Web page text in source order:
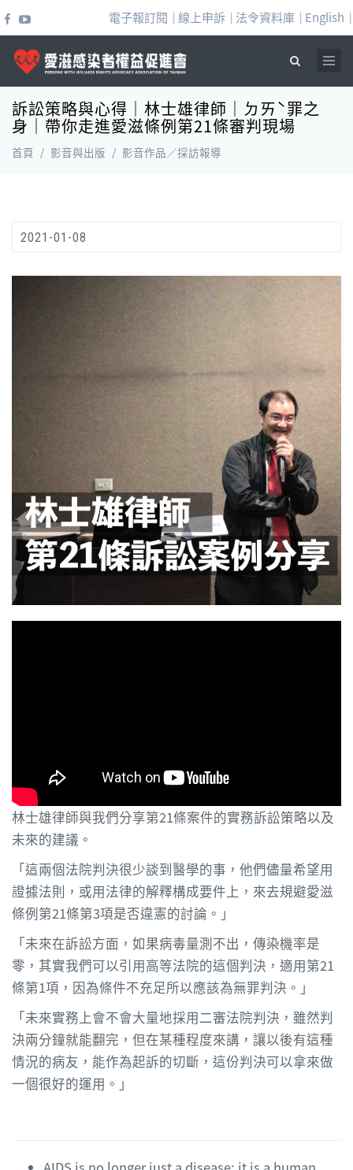
電子報訂閱 | 線上申訴 | 法令資料庫 | English |
搜尋表單
訴訟策略與心得｜林士雄律師｜ㄉㄞˋ罪之
身｜帶你走進愛滋條例第21條審判現場
首頁 / 影音與出版 / 影音作品／採訪報導
2021-01-08
林士雄律師與我們分享第21條案件的實務訴訟策略以及
未來的建議。
「這兩個法院判決很少談到醫學的事，他們儘量希望用
證據法則，或用法律的解釋構成要件上，來去規避愛滋
條例第21條第3項是否違憲的討論。」
「未來在訴訟方面，如果病毒量測不出，傳染機率是
零，其實我們可以引用高等法院的這個判決，適用第21
條第1項，因為條件不充足所以應該為無罪判決。」
「未來實務上會不會大量地採用二審法院判決，雖然判
決兩分鐘就能翻完，但在某種程度來講，讓以後有這種
情況的病友，能作為起訴的切斷，這份判決可以拿來做
一個很好的運用。」